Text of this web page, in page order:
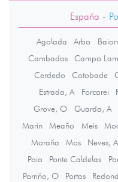
España -
Agolada Arbo
Cambados
Campo
Cerdedo
Cotobade
Estrada, A
Forcarei
Grove, O
Guarda, A
Marín
Meaño Meis
Moraña
Mos Neves,
Poio
Ponte Caldelas
Porriño, O
Portas